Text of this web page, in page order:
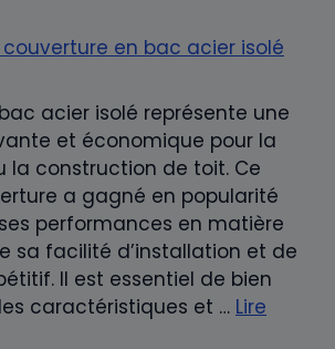
acier isolé représente une
et économique pour la
la construction de toit. Ce
a gagné en popularité
performances en matière
sa facilité d’installation et de
Il est essentiel de bien
caractéristiques et … Lire